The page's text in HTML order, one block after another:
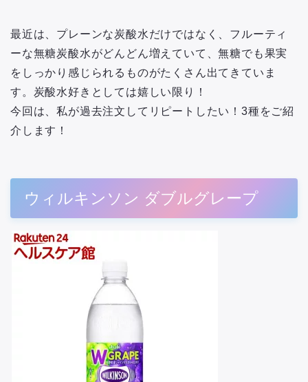
最近は、プレーンな炭酸水だけではなく、フルーティ
ーな無糖炭酸水がどんどん増えていて、無糖でも果実
をしっかり感じられるものがたくさん出てきていま
す。炭酸水好きとしては嬉しい限り！
今回は、私が過去注文してリピートしたい！3種をご紹
介します！
ウィルキンソン ダブルグレープ